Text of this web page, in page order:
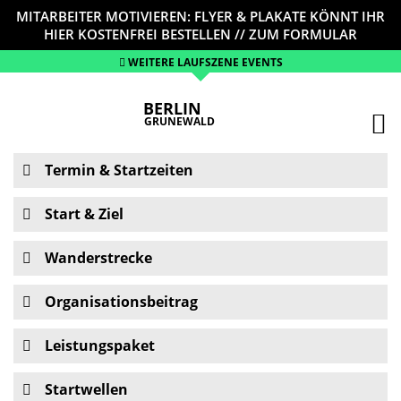
MITARBEITER MOTIVIEREN: FLYER & PLAKATE KÖNNT IHR
HIER KOSTENFREI BESTELLEN // ZUM FORMULAR
WEITERE LAUFSZENE EVENTS
BERLIN
GRUNEWALD
Termin & Startzeiten
Start & Ziel
Wanderstrecke
Organisationsbeitrag
Leistungspaket
Startwellen